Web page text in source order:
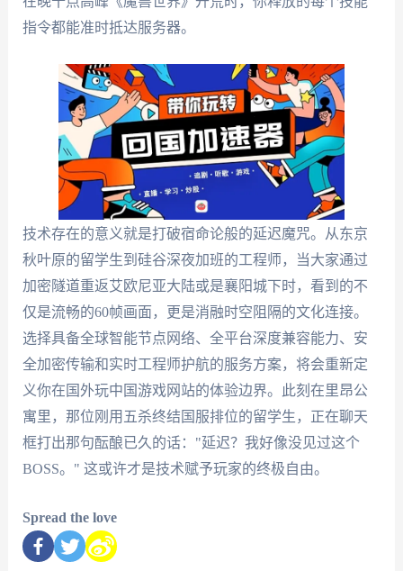
指令都能准时抵达服务器。
技术存在的意义就是打破宿命论般的延迟魔咒。从东京
秋叶原的留学生到硅谷深夜加班的工程师，当大家通过
加密隧道重返艾欧尼亚大陆或是襄阳城下时，看到的不
仅是流畅的60帧画面，更是消融时空阻隔的文化连接。
选择具备全球智能节点网络、全平台深度兼容能力、安
全加密传输和实时工程师护航的服务方案，将会重新定
义你在国外玩中国游戏网站的体验边界。此刻在里昂公
寓里，那位刚用五杀终结国服排位的留学生，正在聊天
框打出那句酝酿已久的话："延迟？我好像没见过这个
BOSS。" 这或许才是技术赋予玩家的终极自由。
Spread the love